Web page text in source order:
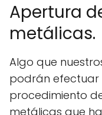
Apertura
metálicas.
Algo que
podrán efectuar
procedimiento
metálicas que